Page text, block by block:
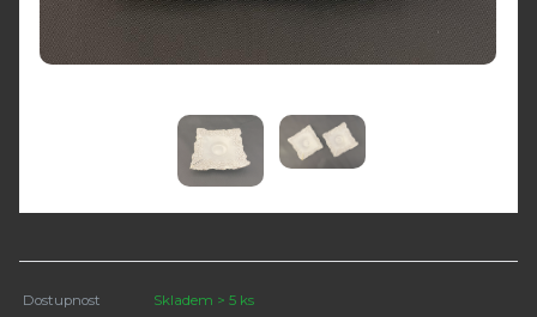
Dostupnost Skladem > 5 ks